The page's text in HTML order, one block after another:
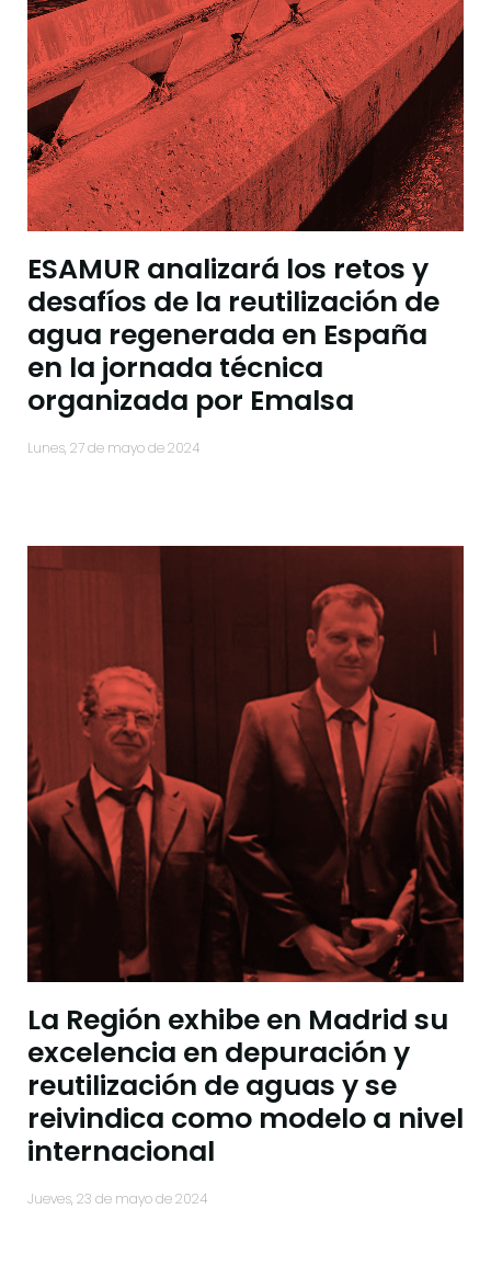
ESAMUR analizará los retos y
desafíos de la reutilización de
agua regenerada en España
en la jornada técnica
organizada por Emalsa
lunes, 27 de mayo de 2024
La Región exhibe en Madrid su
excelencia en depuración y
reutilización de aguas y se
reivindica como modelo a nivel
internacional
jueves, 23 de mayo de 2024